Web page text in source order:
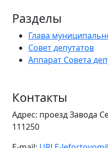
Разделы
Глава
Совет депутатов
Аппарат Совета
Контакты
Адрес: проезд Завода
111250